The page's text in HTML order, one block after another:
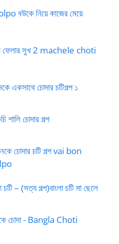
বউকে নিয়ে কাজের মেয়ে
ফেলার সুখ 2 machele choti
একসাথে চোদার চটিগল্প ১
শালি চোদার গল্প
চোদার চটি গল্প vai bon
চটি – (সত্য গল্প)বাংলা চটি মা ছেলে
চোদা - Bangla Choti